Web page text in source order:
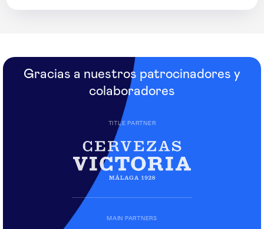
Gracias a nuestros patrocinadores y
colaboradores
TITLE PARTNER
MAIN PARTNERS